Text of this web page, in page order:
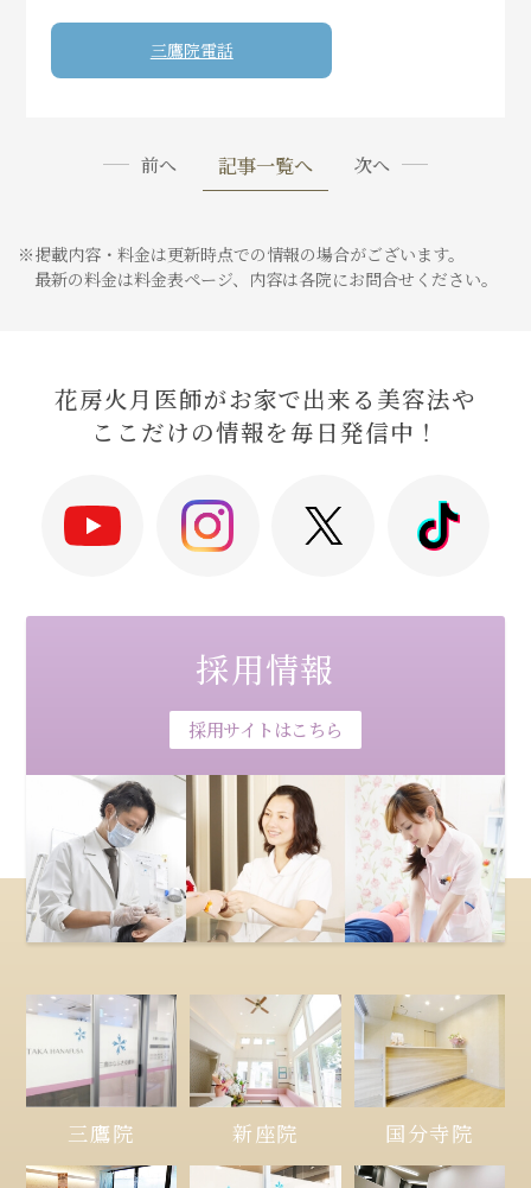
三鷹院電話
前へ 記事一覧へ 次へ
※掲載内容・料金は更新時点での情報の場合がございます。
最新の料金は料金表ページ、内容は各院にお問合せください。
花房火月医師がお家で出来る美容法や
ここだけの情報を毎日発信中！
採用情報
採用サイトはこちら
三鷹院 新座院 国分寺院